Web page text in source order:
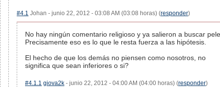
#4.1 Johan - junio 22, 2012 - 03:08 AM (03:08 horas) (responder)
No hay ningún comentario religioso y ya salieron a buscar
Precisamente eso es lo que le resta fuerza a las hipótesis.
El hecho de que los demás no piensen como nosotros, no
significa que sean inferiores o si?
#4.1.1 giova2k - junio 22, 2012 - 04:00 AM (04:00 horas) (responder)